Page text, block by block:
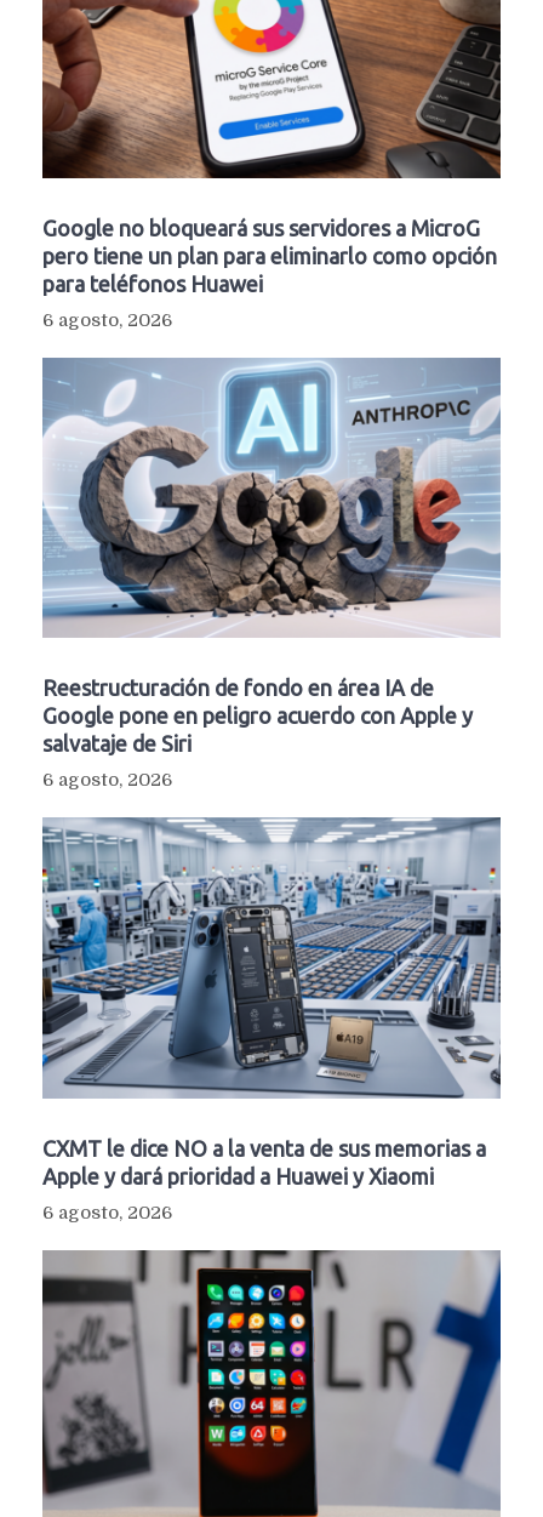
Google no bloqueará sus servidores a MicroG
pero tiene un plan para eliminarlo como opción
para teléfonos Huawei
6 agosto, 2026
Reestructuración de fondo en área IA de
Google pone en peligro acuerdo con Apple y
salvataje de Siri
6 agosto, 2026
CXMT le dice NO a la venta de sus memorias a
Apple y dará prioridad a Huawei y Xiaomi
6 agosto, 2026